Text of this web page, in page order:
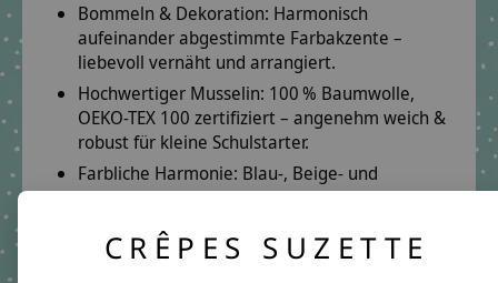
Bommeln & Dekoration: Harmonisch
aufeinander abgestimmte Farbakzente –
liebevoll vernäht und arrangiert.
Hochwertiger Musselin: 100 % Baumwolle,
OEKO-TEX 100 zertifiziert – angenehm weich &
robust für kleine Schulstarter.
Farbliche Harmonie: Blau-, Beige- und
Naturtöne treffen auf lebendiges Orange –
Herzliche Beratung per E-Mail oder Telefon:
CRÊPES SUZETTE